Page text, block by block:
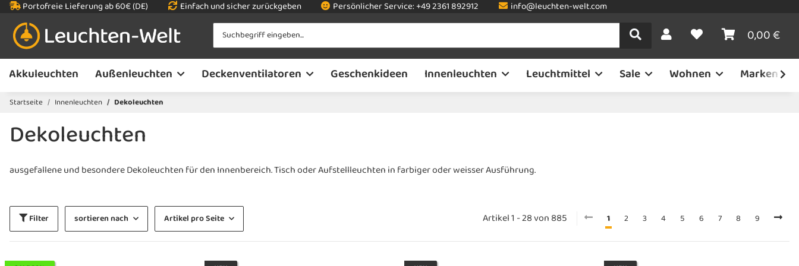
Portofreie Lieferung ab 60€ (DE) Einfach und sicher zurückgeben Persönlicher Service:+49 2361 892912 info@leuchten-welt.com
0,00 €
Akkuleuchten Außenleuchten Deckenventilatoren Geschenkideen Innenleuchten Leuchtmittel Sale Wohnen Marken
Startseite Innenleuchten Dekoleuchten
Dekoleuchten
ausgefallene und besondere Dekoleuchten für den Innenbereich. Tisch oder Aufstellleuchten in farbiger oder weisser Ausführung.
Filter sortieren nach Artikel pro Seite Artikel 1 - 28 von 885 1 2 3 4 5 6 7 8 9